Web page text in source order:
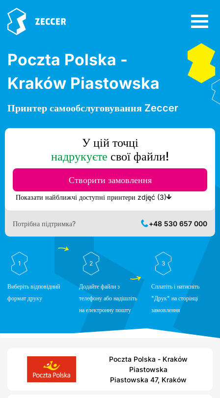
Poczta Polska -
Kraków Piastowska
Принтер самообслуговування Zeccer
У цій точці
надрукуєте свої файли!
Створити замовлення
Показати найближчі доступні принтери zdjęć (3)
Потрібна підтримка? +48 530 657 000
1
Виберіть відповідний
формат друку
2
Додайте файли з
телефону або надішліть
на електронну пошту
3
Сплатіть і натисніть
"Друк" на сторінці
замовлення
Poczta Polska - Kraków
Piastowska
Piastowska 47, Kraków